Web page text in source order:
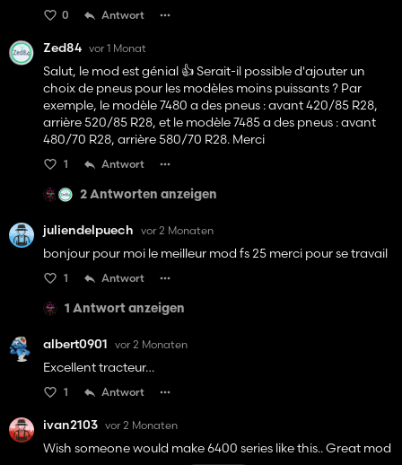
0 Antwort
Zed84 vor 1 Monat
Salut, le mod est génial 👍 Serait-il possible d'ajouter un
choix de pneus pour les modèles moins puissants ? Par
exemple, le modèle 7480 a des pneus : avant 420/85 R28,
arrière 520/85 R28, et le modèle 7485 a des pneus : avant
480/70 R28, arrière 580/70 R28. Merci
1 Antwort
2 Antworten anzeigen
juliendelpuech vor 2 Monaten
bonjour pour moi le meilleur mod fs 25 merci pour se travail
1 Antwort
1 Antwort anzeigen
albert0901 vor 2 Monaten
Excellent tracteur…
1 Antwort
ivan2103 vor 2 Monaten
Wish someone would make 6400 series like this.. Great mod